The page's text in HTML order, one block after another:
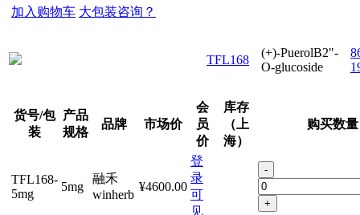
加入购物车 大包装咨询？
TFL168
(+)-PuerolB2"-
O-glucoside
货号/包
装
产品
规格
品牌 市场价
会
员
价
库存
（上
海）
购买数量
TFL168-
5mg
5mg
融禾
winherb
¥4600.00
登
录
可
见
-
+